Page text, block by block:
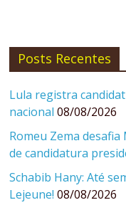
Posts Recentes
Lula registra
nacional 08/08/2026
Romeu Zema
de candidatura
Schabib Hany: Até
Lejeune! 08/08/2026